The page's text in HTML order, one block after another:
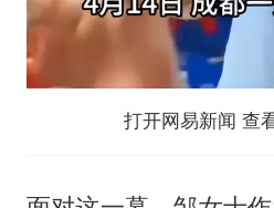
打开网易新闻 查